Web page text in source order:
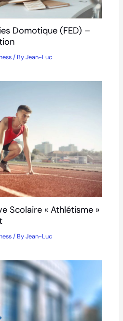
Domotique (FED) –
/ ByJean-Luc
Scolaire « Athlétisme »
/ ByJean-Luc